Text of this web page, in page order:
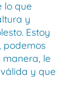
lo que
y
Estoy
podemos
manera, le
y que